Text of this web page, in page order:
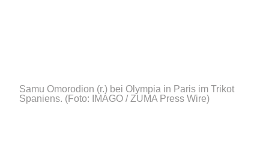
Samu Omorodion (r.) bei Olympia in Paris im Trikot
Spaniens. (Foto: IMAGO / ZUMA Press Wire)